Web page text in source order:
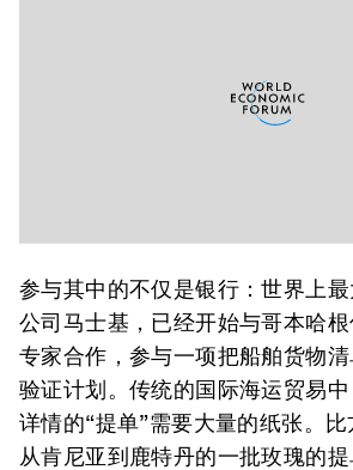
参与其中的不仅是银行：世界上
公司马士基，已经开始与哥本哈
专家合作，参与一项把船舶货物
验证计划。传统的国际海运贸易
详情的“提单”需要大量的纸张。
从肯尼亚到鹿特丹的一批玫瑰的